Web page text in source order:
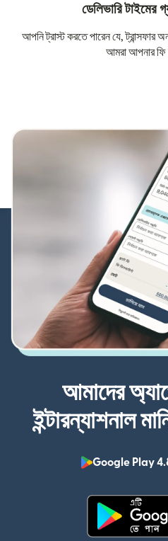
ডেলিভারি টাইমের
আপনি ট্রাস্ট করতে পারেন যে, ট্রান্সফার
আমরা আপনার ফি
আমাদের
ইন্টারন্যাশনাল
Google Play 4.8